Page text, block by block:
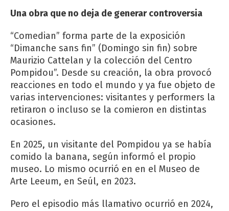
Una obra que no deja de generar controversia
“Comedian” forma parte de la exposición
“Dimanche sans fin” (Domingo sin fin) sobre
Maurizio Cattelan y la colección del Centro
Pompidou”. Desde su creación, la obra provocó
reacciones en todo el mundo y ya fue objeto de
varias intervenciones: visitantes y performers la
retiraron o incluso se la comieron en distintas
ocasiones.
En 2025, un visitante del Pompidou ya se había
comido la banana, según informó el propio
museo. Lo mismo ocurrió en en el Museo de
Arte Leeum, en Seúl, en 2023.
Pero el episodio más llamativo ocurrió en 2024,